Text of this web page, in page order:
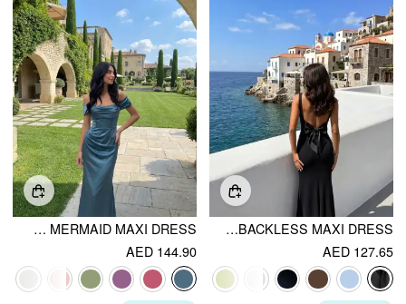
SCOOP NECKLINE SOLID BOWKNOT BACKLESS MAXI DRESS
AED 127.65
SATIN SCULPTURAL RUCHED OFF-SHOULDER MERMAID MAXI DRESS
AED 144.90